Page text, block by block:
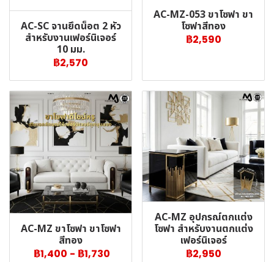
AC-SC จานยึดน็อต 2 หัว
สำหรับงานเฟอร์นิเจอร์
10 มม.
฿2,570
AC-MZ-053 ขาโซฟา ขา
โซฟาสีทอง
฿2,590
AC-MZ ขาโซฟา ขาโซฟา
สีทอง
฿1,400 - ฿1,730
AC-MZ อุปกรณ์ตกแต่ง
โซฟา สำหรับงานตกแต่ง
เฟอร์นิเจอร์
฿2,950